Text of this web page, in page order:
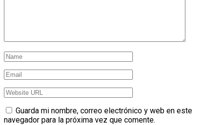
Guarda mi nombre, correo electrónico y web en este
navegador para la próxima vez que comente.